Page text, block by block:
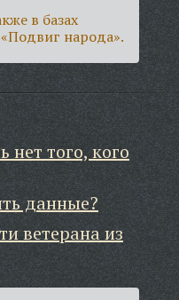
в базах
народа».
нет того, кого
данные?
ветерана из